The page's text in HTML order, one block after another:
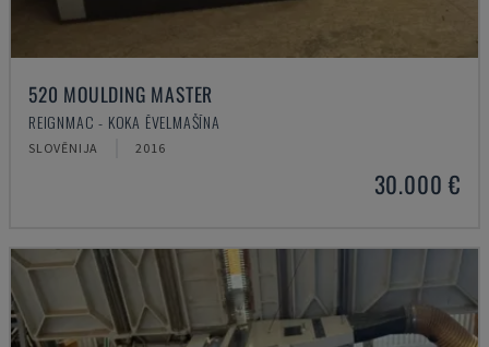
520 MOULDING MASTER
REIGNMAC - KOKA ĒVELMAŠĪNA
SLOVĒNIJA 2016
30.000 €